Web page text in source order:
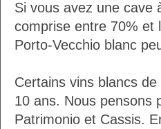
Si vous avez une cave
comprise entre 70% et
Porto-Vecchio blanc
Certains vins blancs
10 ans. Nous pensons
Patrimonio et Cassis.